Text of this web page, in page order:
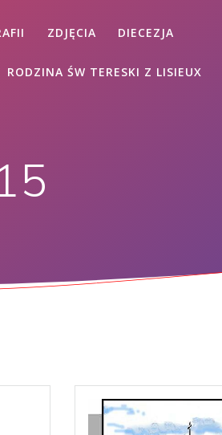
ZDJĘCIA DIECEZJA
RODZINA ŚW TERESKI Z LISIEUX